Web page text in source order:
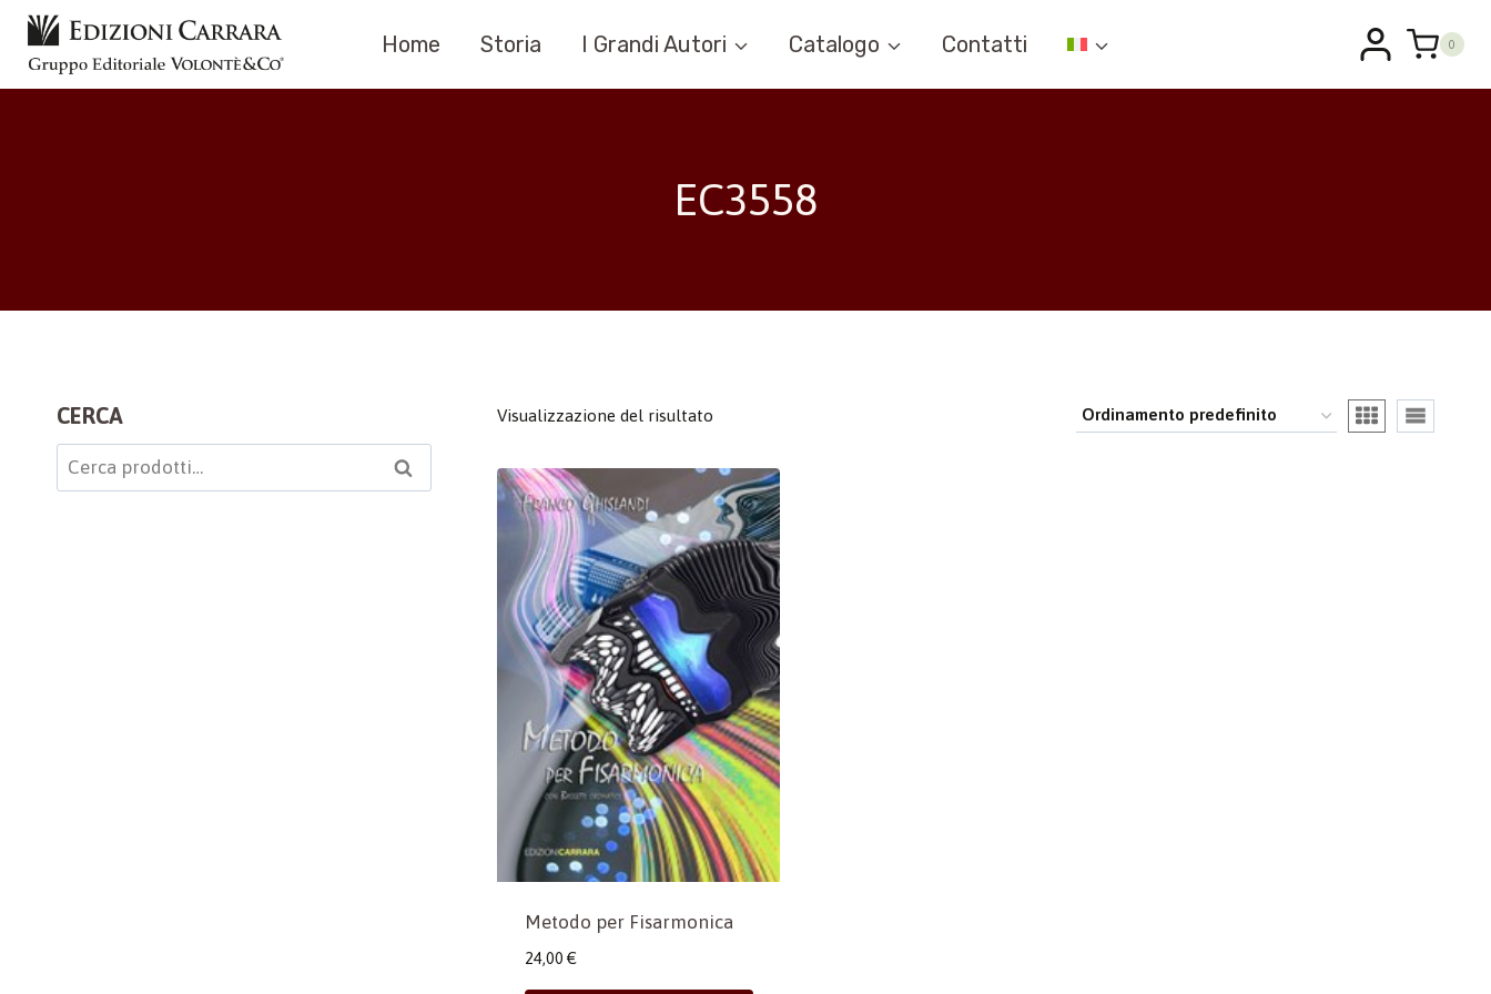
Salta
contenuto
Home Storia I Grandi Autori Catalogo Contatti 0
EC3558
Visualizzazione del risultato
Metodo per Fisarmonica
24,00 €
CERCA
Cerca: Cerca